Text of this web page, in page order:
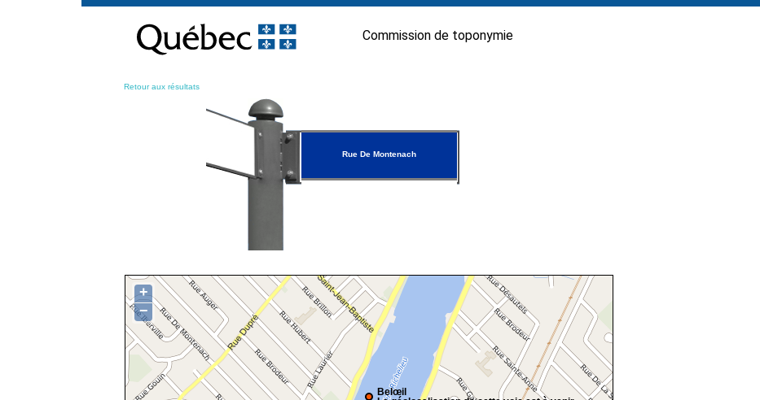
contenu
Commission de toponymie
Retour aux résultats
Rue De Montenach
Belœil
+
−